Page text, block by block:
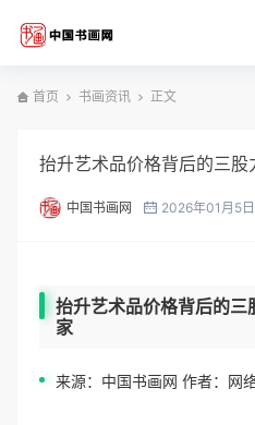
首页 书画资讯 正文
抬升艺术品价格背后的三
中国书画网 2026年01月5日
抬升艺术品价格背后的三
家
来源：中国书画网 作者：网